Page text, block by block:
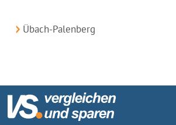
Übach-Palenberg